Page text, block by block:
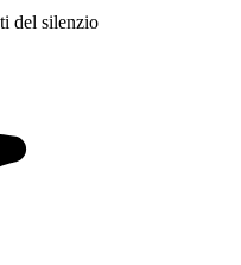
del silenzio